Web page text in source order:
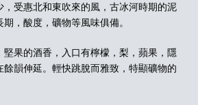
， 受惠北和東吹來的風 ，古冰河時期的泥
期 ， 酸度 ，礦物等風味俱備。
果的酒香，入口有檸檬，梨，蘋果，隱
餘韻伸延。輕快跳脫而雅致，特顯礦物的